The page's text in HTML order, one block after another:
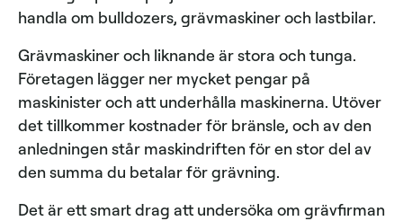
handla om bulldozers, grävmaskiner och lastbilar.
Grävmaskiner och liknande är stora och tunga.
Företagen lägger ner mycket pengar på
maskinister och att underhålla maskinerna. Utöver
det tillkommer kostnader för bränsle, och av den
anledningen står maskindriften för en stor del av
den summa du betalar för grävning.
Det är ett smart drag att undersöka om grävfirman